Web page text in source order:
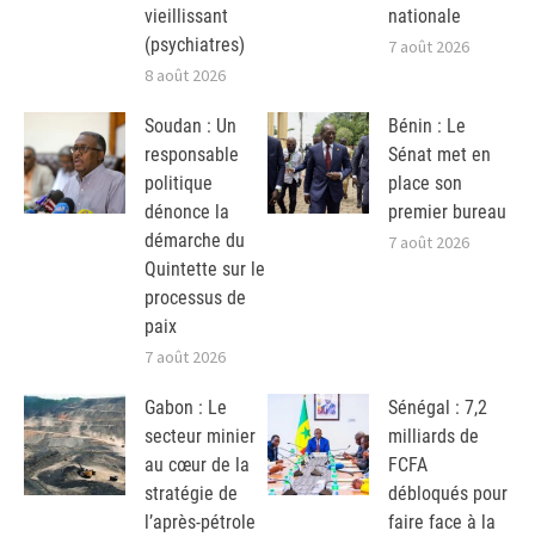
vieillissant
(psychiatres)
8 août 2026
nationale
7 août 2026
Soudan : Un
responsable
politique
dénonce la
démarche du
Quintette sur le
processus de
paix
7 août 2026
Bénin : Le
Sénat met en
place son
premier bureau
7 août 2026
Gabon : Le
secteur minier
au cœur de la
stratégie de
l’après-pétrole
Sénégal : 7,2
milliards de
FCFA
débloqués pour
faire face à la